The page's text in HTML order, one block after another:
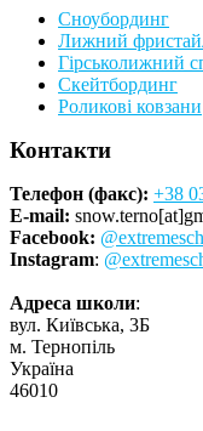
Сноубординг
Лижний
Гірськолижний
Скейтбординг
Роликові ковзани
Контакти
Телефон (факс): +38
E-mail:
Facebook:
Instagram:
Адреса школи:
вул. Київська, 3Б
м. Тернопіль
Україна
46010